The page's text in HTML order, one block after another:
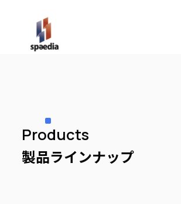
Products
製品ラインナップ